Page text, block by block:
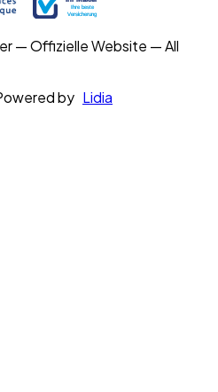
— Offizielle Website — All
by Lidia